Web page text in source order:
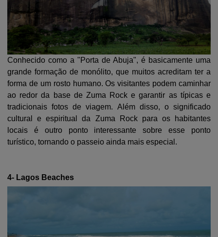
Conhecido como a "Porta de Abuja", é basicamente uma
grande formação de monólito, que muitos acreditam ter a
forma de um rosto humano. Os visitantes podem caminhar
ao redor da base de Zuma Rock e garantir as típicas e
tradicionais fotos de viagem. Além disso, o significado
cultural e espiritual da Zuma Rock para os habitantes
locais é outro ponto interessante sobre esse ponto
turístico, tornando o passeio ainda mais especial.
4- Lagos Beaches